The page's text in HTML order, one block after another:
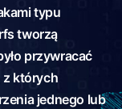
typu
tworzą
przywracać
z których
jednego lub